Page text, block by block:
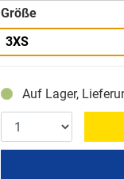
Größe
3XS
Auf Lager,